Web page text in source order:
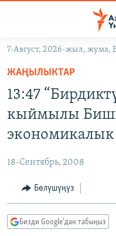
Навигацияга
өтүңүз
салыңыз
КЫРГЫЗСТАН
МАДАНИЯТ
ТВ ПРОГРАММАЛАР
БҮГҮН АЗАТТЫКТА
ПОДКАСТ
7-Август, 2026-жыл, жума,
ЖАҢЫЛЫКТАР
13:47
кыймылы
экономикалык
18-Сентябрь, 2008
Бөлүшүңүз
Бизди Google'дан табыңыз